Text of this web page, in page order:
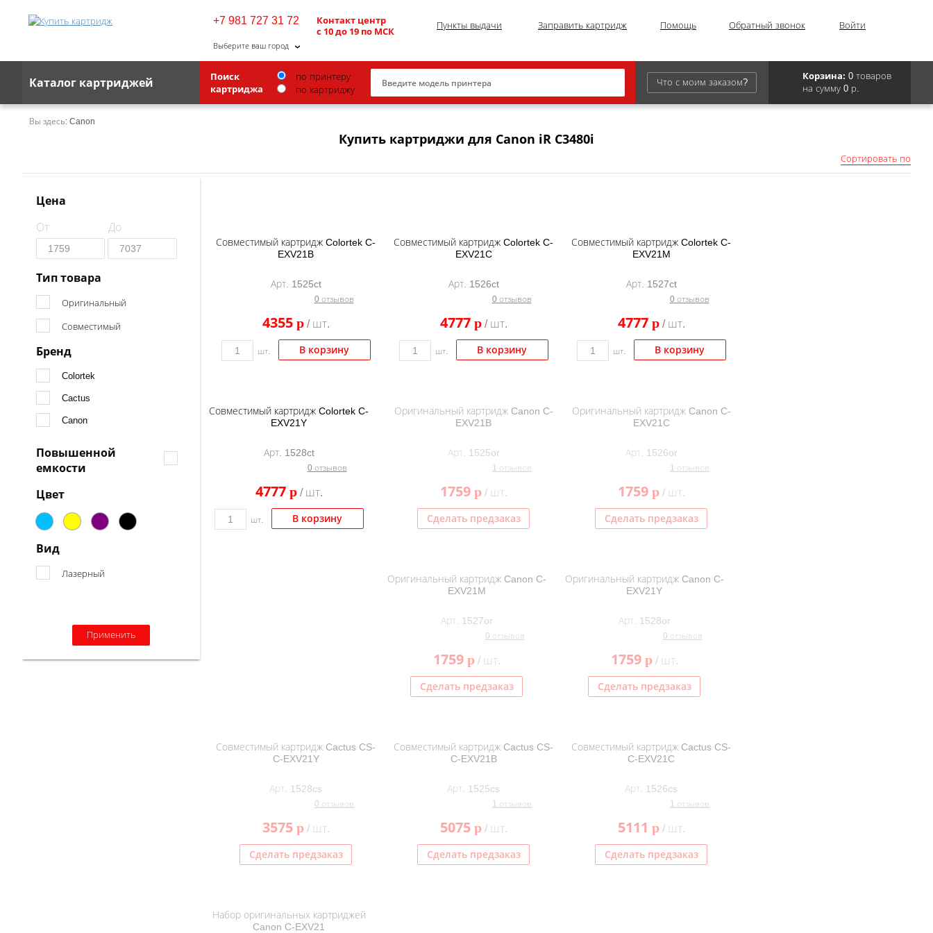
+7 981 727 31 72
Контакт центр
с 10 до 19 по МСК
Выберите ваш город
Пункты выдачи Заправить картридж Помощь Обратный звонок Войти
Каталог картриджей
Brother
HP
Toshiba Xerox Для франкировальной машины
Поиск
картриджа
по принтеру
по картриджу
Что с моим заказом?
Корзина: 0 товаров
на сумму 0 р.
Вы здесь: Canon
Купить картриджи для Canon iR C3480i
Сортировать по
Цена
От До
Тип товара
Оригинальный
Совместимый
Бренд
Colortek
Cactus
Canon
Повышенной
емкости
Цвет
Вид
Лазерный
Применить
Совместимый картридж Colortek C-
EXV21B
Арт. 1525ct
0 отзывов
4355 p/ шт.
шт. В корзину
Совместимый картридж Colortek C-
EXV21C
Арт. 1526ct
0 отзывов
4777 p/ шт.
шт. В корзину
Совместимый картридж Colortek C-
EXV21M
Арт. 1527ct
0 отзывов
4777 p/ шт.
шт. В корзину
Совместимый картридж Colortek C-
EXV21Y
Арт. 1528ct
0 отзывов
4777 p/ шт.
шт. В корзину
Оригинальный картридж Canon C-
EXV21B
Арт. 1525or
1 отзывов
1759 p/ шт.
Сделать предзаказ
Оригинальный картридж Canon C-
EXV21C
Арт. 1526or
1 отзывов
1759 p/ шт.
Сделать предзаказ
Оригинальный картридж Canon C-
EXV21M
Арт. 1527or
0 отзывов
1759 p/ шт.
Сделать предзаказ
Оригинальный картридж Canon C-
EXV21Y
Арт. 1528or
0 отзывов
1759 p/ шт.
Сделать предзаказ
Совместимый картридж Cactus CS-
C-EXV21Y
Арт. 1528cs
0 отзывов
3575 p/ шт.
Сделать предзаказ
Совместимый картридж Cactus CS-
C-EXV21B
Арт. 1525cs
1 отзывов
5075 p/ шт.
Сделать предзаказ
Совместимый картридж Cactus CS-
C-EXV21C
Арт. 1526cs
1 отзывов
5111 p/ шт.
Сделать предзаказ
Набор оригинальных картриджей
Canon C-EXV21